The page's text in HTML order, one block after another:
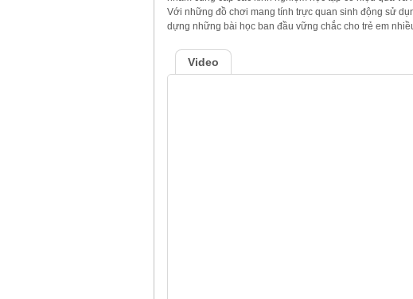
Với những đồ chơi mang tính trực quan sinh động sử
dựng những bài học ban đầu vững chắc cho trẻ em
Video